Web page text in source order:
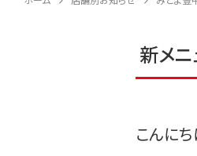
新メ
こんに